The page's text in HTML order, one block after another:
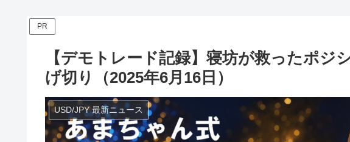
PR
【デモトレード記録】寝坊が救ったポジ
げ切り（2025年6月16日）
USD/JPY 最新ニュース